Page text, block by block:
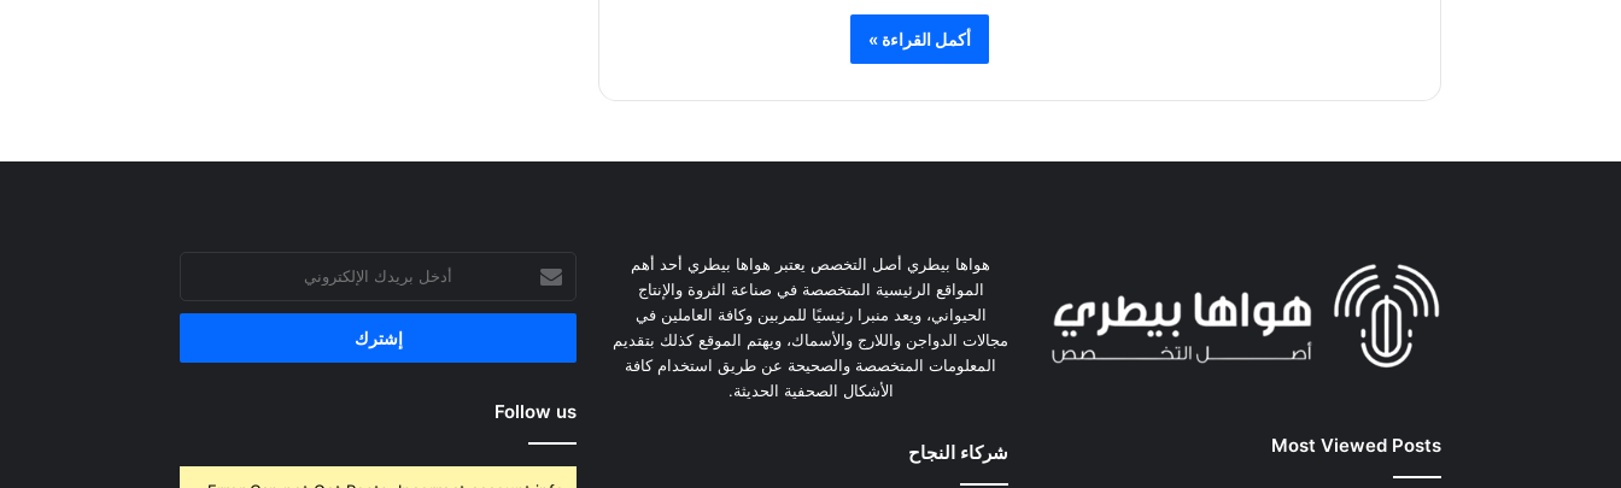
أكمل القراءة »
Most Viewed Posts
هواها بيطري أصل التخصص يعتبر هواها بيطري أحد أهم
المواقع الرئيسية المتخصصة في صناعة الثروة والإنتاج
الحيواني، ويعد منبرا رئيسيًا للمربين وكافة العاملين في
مجالات الدواجن واللارج والأسماك، ويهتم الموقع كذلك بتقديم
المعلومات المتخصصة والصحيحة عن طريق استخدام كافة
الأشكال الصحفية الحديثة.
شركاء النجاح
بريدك
الإلكتروني
Follow us